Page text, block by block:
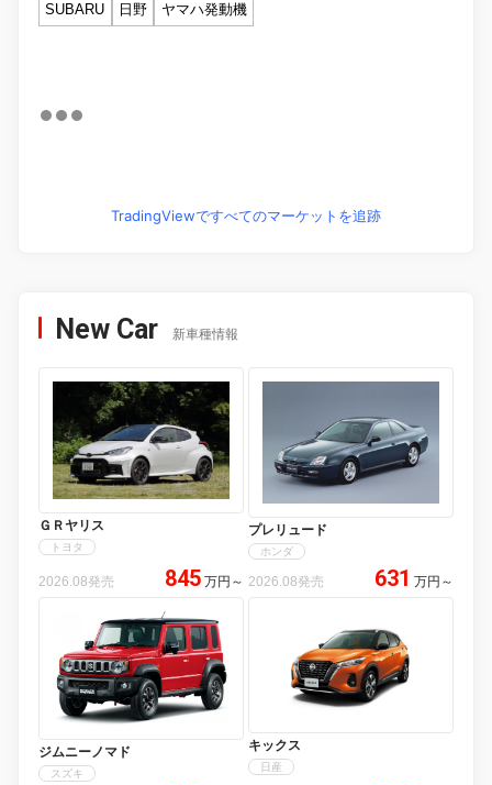
SUBARU
日野 ヤマハ発動機
TradingViewですべてのマーケットを追跡
New Car 新車種情報
ＧＲヤリス
トヨタ
2026.08発売 845 万円 ～
プレリュード
ホンダ
2026.08発売 631 万円 ～
ジムニーノマド
スズキ
キックス
日産